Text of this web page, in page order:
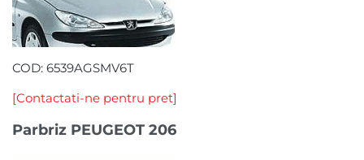
COD: 6539AGSMV6T
[Contactati-ne pentru pret]
Parbriz PEUGEOT 206